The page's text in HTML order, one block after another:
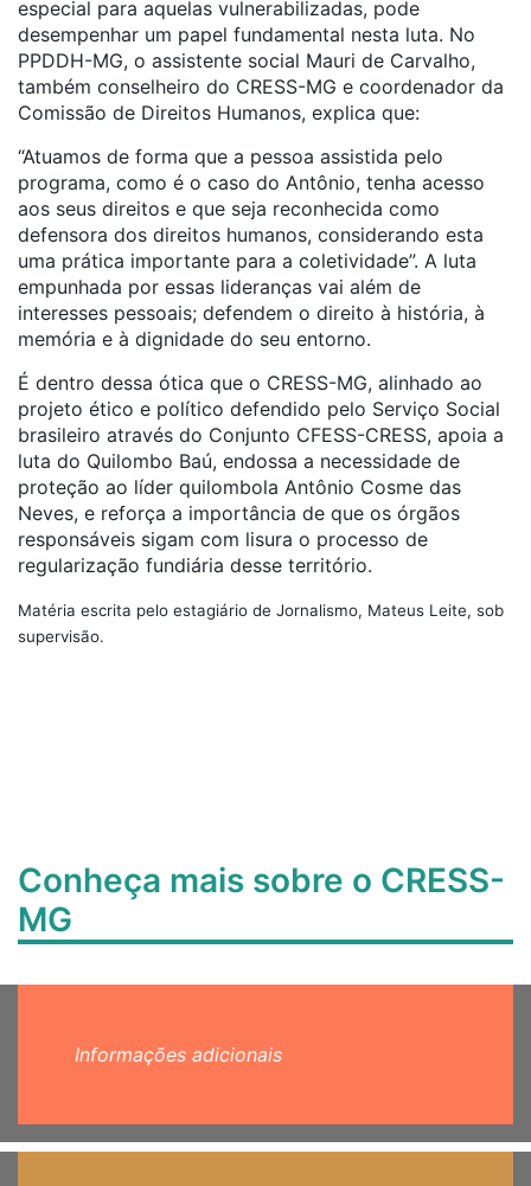
especial para aquelas vulnerabilizadas, pode
desempenhar um papel fundamental nesta luta. No
PPDDH-MG, o assistente social Mauri de Carvalho,
também conselheiro do CRESS-MG e coordenador da
Comissão de Direitos Humanos, explica que:
“Atuamos de forma que a pessoa assistida pelo
programa, como é o caso do Antônio, tenha acesso
aos seus direitos e que seja reconhecida como
defensora dos direitos humanos, considerando esta
uma prática importante para a coletividade”. A luta
empunhada por essas lideranças vai além de
interesses pessoais; defendem o direito à história, à
memória e à dignidade do seu entorno.
É dentro dessa ótica que o CRESS-MG, alinhado ao
projeto ético e político defendido pelo Serviço Social
brasileiro através do Conjunto CFESS-CRESS, apoia a
luta do Quilombo Baú, endossa a necessidade de
proteção ao líder quilombola Antônio Cosme das
Neves, e reforça a importância de que os órgãos
responsáveis sigam com lisura o processo de
regularização fundiária desse território.
Matéria escrita pelo estagiário de Jornalismo, Mateus Leite, sob
supervisão.
Conheça mais sobre o CRESS-
MG
Informações adicionais